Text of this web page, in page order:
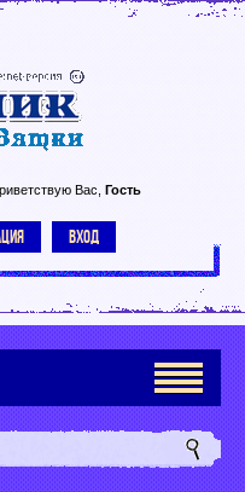
Вас Гость
ВХОД